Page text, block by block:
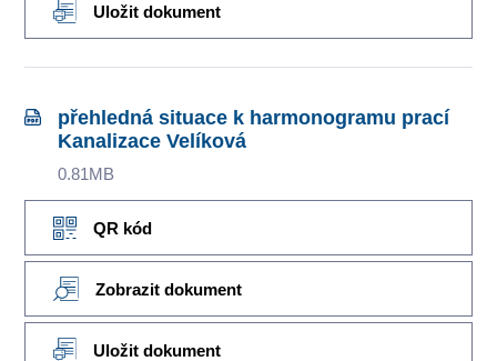
Uložit dokument
přehledná situace k harmonogramu prací
Kanalizace Velíková
0.81MB
QR kód
Zobrazit dokument
Uložit dokument